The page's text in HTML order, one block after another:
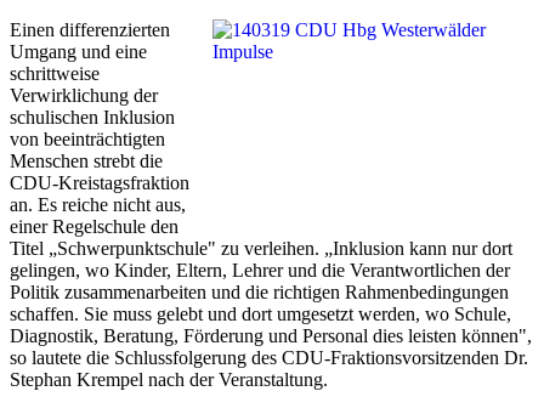
Einen differenzierten
Umgang und eine
schrittweise
Verwirklichung der
schulischen Inklusion
von beeinträchtigten
Menschen strebt die
CDU-Kreistagsfraktion
an. Es reiche nicht aus,
einer Regelschule den
Titel „Schwerpunktschule" zu verleihen. „Inklusion kann nur dort
gelingen, wo Kinder, Eltern, Lehrer und die Verantwortlichen der
Politik zusammenarbeiten und die richtigen Rahmenbedingungen
schaffen. Sie muss gelebt und dort umgesetzt werden, wo Schule,
Diagnostik, Beratung, Förderung und Personal dies leisten können",
so lautete die Schlussfolgerung des CDU-Fraktionsvorsitzenden Dr.
Stephan Krempel nach der Veranstaltung.